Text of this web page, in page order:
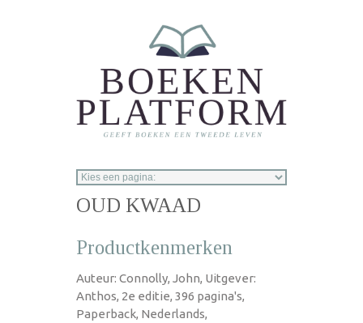
OUD KWAAD
Productkenmerken
Auteur: Connolly, John, Uitgever:
Anthos, 2e editie, 396 pagina's,
Paperback, Nederlands,